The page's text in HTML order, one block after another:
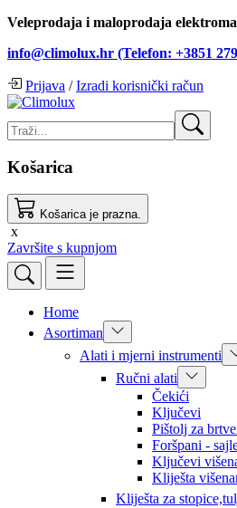
Veleprodaja i maloprodaja
info@climolux.hr (Telefon: +3851
Prijava /Izradi korisnički račun
Košarica
Košarica je prazna.
x
Završite s kupnjom
Home
Asortiman
Alati i mjerni instrumenti
Ručni alati
Čekići
Ključevi
Pištolj za
Foršpani -
Ključevi
Kliješta
Kliješta za